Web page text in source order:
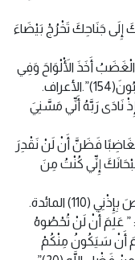
إِلَى جَنَاحِكَ تَخْرُجْ بَيْضَاءَ
أَخَذَ الْأَلْوَاحَ وَفِي
نَادَى رَبَّهُ أَنِّي مَسَّنِيَ
فَظَنَّ أَنْ لَنْ نَقْدِرَ
إِنِّي كُنْتُ مِنَ
المائدة.
” عَلِمَ أَنْ لَنْ تُحْصُوهُ
أَنْ سَيَكُونُ مِنْكُمْ